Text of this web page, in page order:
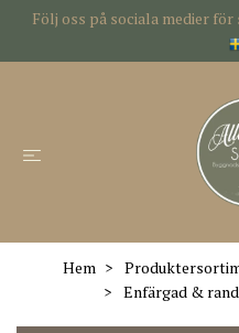
Följ oss på sociala medier
Hem
Enfärgad &